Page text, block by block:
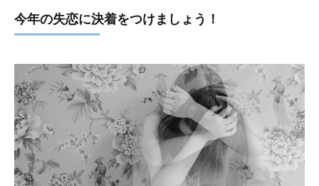
今年の失恋に決着をつけましょう！